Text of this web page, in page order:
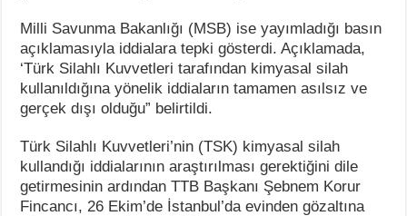
Milli Savunma Bakanlığı (MSB) ise yayımladığı basın
açıklamasıyla iddialara tepki gösterdi. Açıklamada,
‘Türk Silahlı Kuvvetleri tarafından kimyasal silah
kullanıldığına yönelik iddiaların tamamen asılsız ve
gerçek dışı olduğu” belirtildi.
Türk Silahlı Kuvvetleri’nin (TSK) kimyasal silah
kullandığı iddialarının araştırılması gerektiğini dile
getirmesinin ardından TTB Başkanı Şebnem Korur
Fincancı, 26 Ekim’de İstanbul’da evinden gözaltına